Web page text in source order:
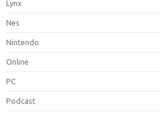
Lynx
Nes
Nintendo
Online
PC
Podcast